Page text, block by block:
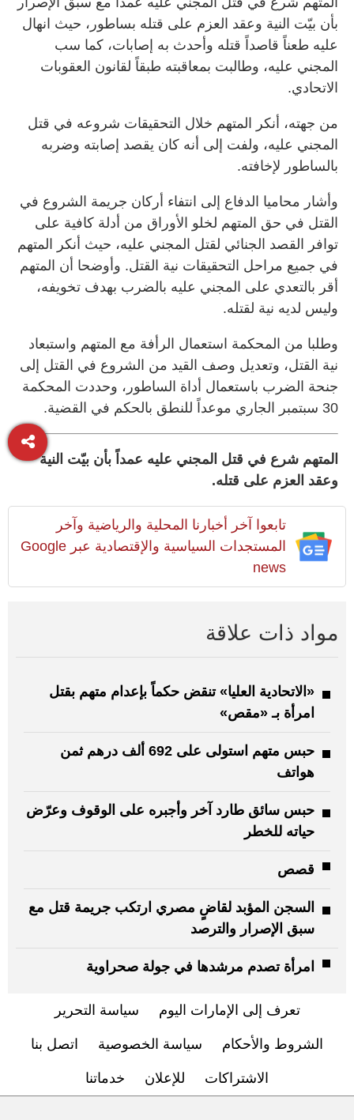
بأن بيّت النية وعقد العزم على قتله بساطور، حيث انهال
عليه طعناً قاصداً قتله وأحدث به إصابات، كما سب
المجني عليه، وطالبت بمعاقبته طبقاً لقانون العقوبات
الاتحادي.
من جهته، أنكر المتهم خلال التحقيقات شروعه في قتل
المجني عليه، ولفت إلى أنه كان يقصد إصابته وضربه
بالساطور لإخافته.
وأشار محاميا الدفاع إلى انتفاء أركان جريمة الشروع في
القتل في حق المتهم لخلو الأوراق من أدلة كافية على
توافر القصد الجنائي لقتل المجني عليه، حيث أنكر المتهم
في جميع مراحل التحقيقات نية القتل. وأوضحا أن المتهم
أقر بالتعدي على المجني عليه بالضرب بهدف تخويفه،
وليس لديه نية لقتله.
وطلبا من المحكمة استعمال الرأفة مع المتهم واستبعاد
نية القتل، وتعديل وصف القيد من الشروع في القتل إلى
جنحة الضرب باستعمال أداة الساطور، وحددت المحكمة
30 سبتمبر الجاري موعداً للنطق بالحكم في القضية.
المتهم شرع في قتل المجني عليه عمداً بأن بيّت النية
وعقد العزم على قتله.
تابعوا آخر أخبارنا المحلية والرياضية وآخر
المستجدات السياسية والإقتصادية عبر Google
news
مواد ذات علاقة
«الاتحادية العليا» تنقض حكماً بإعدام متهم بقتل
امرأة بـ «مقص»
حبس متهم استولى على 692 ألف درهم ثمن
هواتف
حبس سائق طارد آخر وأجبره على الوقوف وعرّض
حياته للخطر
قصص
السجن المؤبد لقاضٍ مصري ارتكب جريمة قتل مع
سبق الإصرار والترصد
امرأة تصدم مرشدها في جولة صحراوية
تعرف إلى الإمارات اليوم سياسة التحرير
الشروط والأحكام سياسة الخصوصية اتصل بنا
الاشتراكات للإعلان خدماتنا